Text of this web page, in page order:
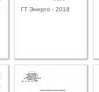
ГТ Энерго - 2018